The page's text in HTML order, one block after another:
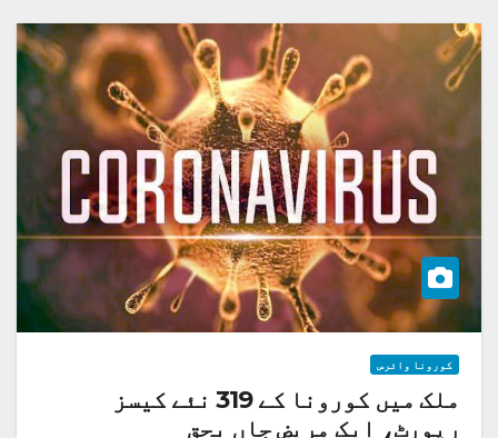
کورونا وائرس
ملک میں کورونا کے 319 نئے کیسز
رپورٹ، ایک مریض جاں بحق